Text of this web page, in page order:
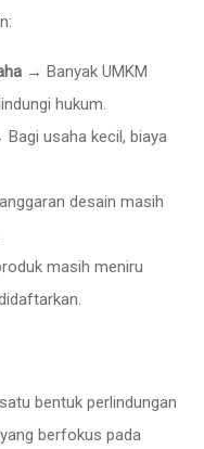
→ Banyak UMKM
hukum.
Bagi usaha kecil, biaya
desain masih
masih meniru
bentuk perlindungan
berfokus pada